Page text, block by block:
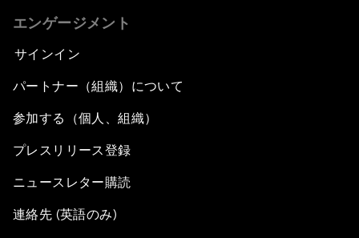
エンゲージメント
サインイン
パートナー（組織）について
参加する（個人、組織）
プレスリリース登録
ニュースレター購読
連絡先 (英語のみ)